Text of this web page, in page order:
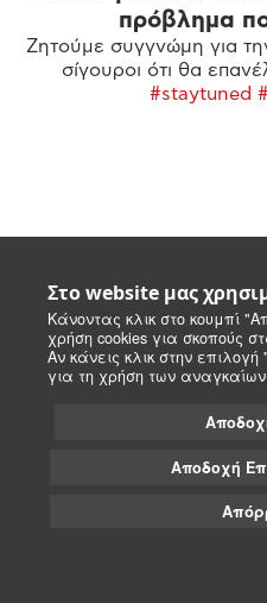
Στο website μας
Κάνοντας κλικ στο κουμπί
χρήση cookies για σκοπούς
Αν κάνεις κλικ στην
για τη χρήση των αναγκαίων
Αποδοχή
πρόβλημα
Ζητούμε συγγνώμη για
σίγουροι ότι θα
#staytuned